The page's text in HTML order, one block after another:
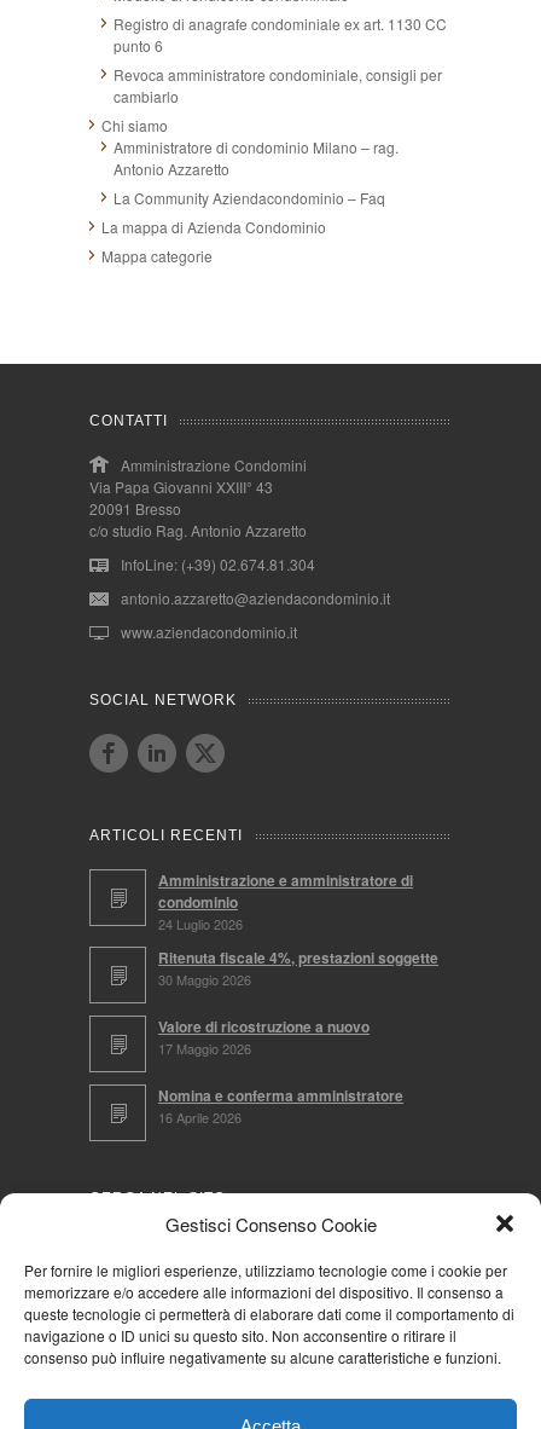
Gestisci Consenso Cookie
Per fornire le migliori esperienze, utilizziamo tecnologie come i cookie per
memorizzare e/o accedere alle informazioni del dispositivo. Il consenso a
queste tecnologie ci permetterà di elaborare dati come il comportamento di
navigazione o ID unici su questo sito. Non acconsentire o ritirare il
consenso può influire negativamente su alcune caratteristiche e funzioni.
Registro di anagrafe condominiale ex art. 1130 CC
punto 6
Revoca amministratore condominiale, consigli per
cambiarlo
Chi siamo
Amministratore di condominio Milano – rag.
Antonio Azzaretto
La Community Aziendacondominio – Faq
La mappa di Azienda Condominio
Mappa categorie
CONTATTI
Amministrazione Condomini
Via Papa Giovanni XXIII° 43
20091 Bresso
c/o studio Rag. Antonio Azzaretto
InfoLine: (+39) 02.674.81.304
antonio.azzaretto@aziendacondominio.it
www.aziendacondominio.it
SOCIAL NETWORK
ARTICOLI RECENTI
Amministrazione e amministratore di
condominio
24 Luglio 2026
Ritenuta fiscale 4%, prestazioni soggette
30 Maggio 2026
Valore di ricostruzione a nuovo
17 Maggio 2026
Nomina e conferma amministratore
16 Aprile 2026
CERCA NEL SITO
NAVIGA PER
Mappa completa
Cookie Policy (UE)